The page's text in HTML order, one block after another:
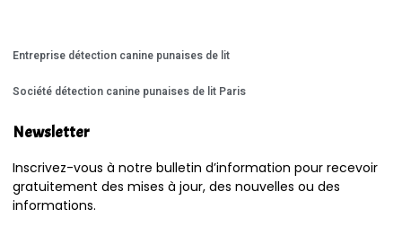
Entreprise détection canine punaises de lit
Société détection canine punaises de lit Paris
Newsletter
Inscrivez-vous à notre bulletin d’information pour recevoir
gratuitement des mises à jour, des nouvelles ou des
informations.